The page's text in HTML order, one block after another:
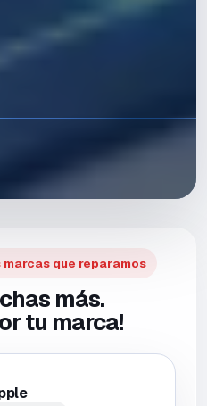
que reparamos
más.
tu marca!